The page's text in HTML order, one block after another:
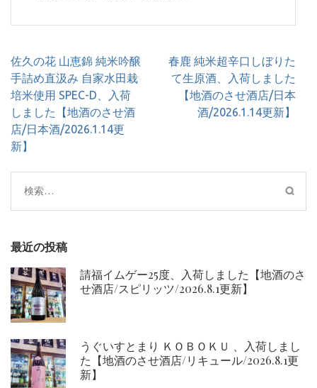
投
稿
ナ
ビ
ゲ
ー
ン
佐久の花 山恵錦 純米吟醸
手詰め直汲み 自家水田栽
培米使用 SPEC-D、入荷
しました【地酒のさせ酒
店/日本酒/2026.1.14更
新】
春鹿 純米超辛口しぼりた
て生原酒、入荷しました
【地酒のさせ酒店/日本
酒/2026.1.14更新】
検
索:
最近の投稿
請福イムゲー25度、入荷しました【地酒のさ
せ酒店/スピリッツ/2026.8.1更新】
うぐいすとまり ＫＯＢＯＫＵ 、入荷しまし
た【地酒のさせ酒店/リキュール/2026.8.1更
新】